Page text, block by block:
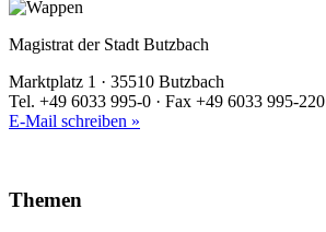
Magistrat der Stadt Butzbach
Marktplatz 1 · 35510 Butzbach
Tel. +49 6033 995-0 · Fax +49 6033 995-220
E-Mail schreiben »
Themen